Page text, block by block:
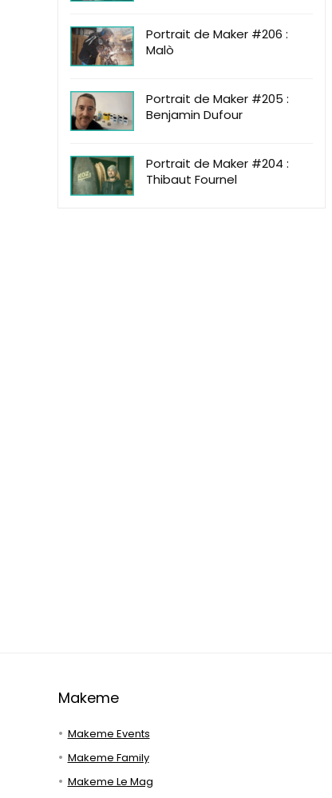
Portrait de Maker #206 :
Malò
Portrait de Maker #205 :
Benjamin Dufour
Portrait de Maker #204 :
Thibaut Fournel
Makeme
Makeme Events
Makeme Family
Makeme Le Mag